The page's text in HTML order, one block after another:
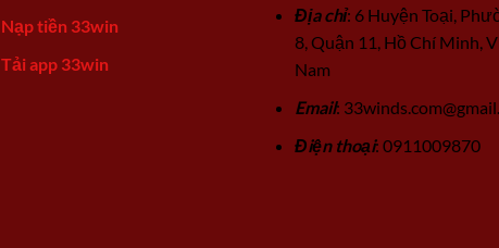
Nạp tiền 33win
Tải app 33win
Địa chỉ: 6 Huyện Toại,
8, Quận 11, Hồ Chí Minh,
Nam
Email:
Điện thoại: 0911009870